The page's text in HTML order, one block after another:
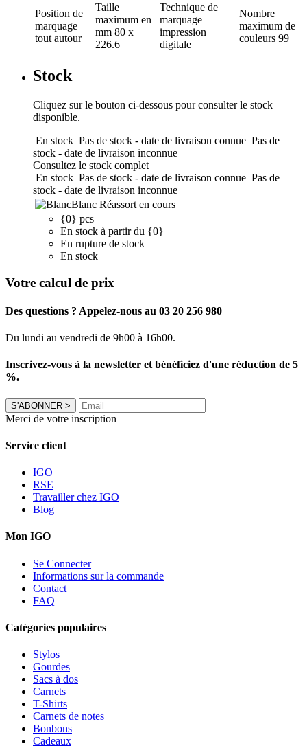
Position de
marquage
tout autour
Taille
maximum en
mm 80 x
226.6
Technique de
marquage
impression
digitale
Nombre
maximum de
couleurs 99
Stock
Cliquez sur le bouton ci-dessous pour consulter le stock
disponible.
En stock Pas de stock - date de livraison connue Pas de
stock - date de livraison inconnue
Consultez le stock complet
En stock Pas de stock - date de livraison connue Pas de
stock - date de livraison inconnue
Blanc Réassort en cours
{0} pcs
En stock à partir du {0}
En rupture de stock
En stock
Votre calcul de prix
Des questions ? Appelez-nous au 03 20 256 980
Du lundi au vendredi de 9h00 à 16h00.
Inscrivez-vous à la newsletter et bénéficiez d'une réduction de 5
%.
S'ABONNER >
Merci de votre inscription
Service client
IGO
RSE
Travailler chez IGO
Blog
Mon IGO
Se Connecter
Informations sur la commande
Contact
FAQ
Catégories populaires
Stylos
Gourdes
Sacs à dos
Carnets
T-Shirts
Carnets de notes
Bonbons
Cadeaux